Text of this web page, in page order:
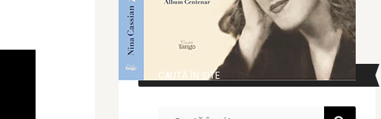
CAUTĂ ÎN SITE